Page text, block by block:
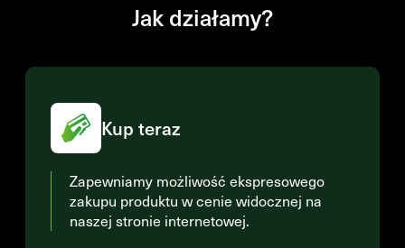
Jak działamy?
Kup teraz
Zapewniamy możliwość ekspresowego
zakupu produktu w cenie widocznej na
naszej stronie internetowej.